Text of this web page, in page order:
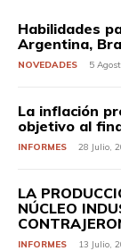
Habilidades
Argentina,
NOVEDADES 5
La inflación
objetivo al
INFORMES 28 Julio,
LA
NÚCLEO
INFORMES 13 Julio,